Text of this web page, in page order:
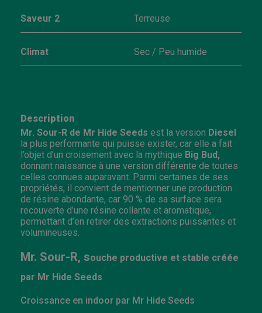
Saveur 2 Terreuse
Climat Sec / Peu humide
Description
Mr. Sour-R de Mr Hide Seeds est la version Diesel
la plus performante qui puisse exister, car elle a fait
l’objet d’un croisement avec la mythique Big Bud,
donnant naissance à une version différente de toutes
celles connues auparavant. Parmi certaines de ses
propriétés, il convient de mentionner une production
de résine abondante, car 90 % de sa surface sera
recouverte d’une résine collante et aromatique,
permettant d’en retirer des extractions puissantes et
volumineuses.
Mr. Sour-R, souche productive et stable créée
par Mr Hide Seeds
Croissance en indoor par Mr Hide Seeds